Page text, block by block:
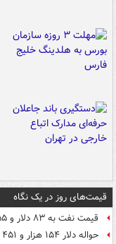
قیمت‌های روز در یک نگاه
قیمت نفت به ۸۳ دلار و ۵۵ سنت در هر بشکه رسید
حواله دلار ۱۵۴ هزار و ۴۵۱ تومان شد